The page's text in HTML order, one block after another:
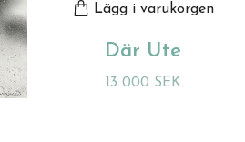
Lägg i varukorgen
Där Ute
13 000 SEK